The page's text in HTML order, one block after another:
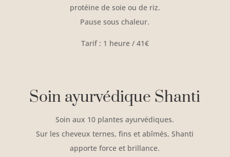
protéine de soie ou de riz.
Pause sous chaleur.
Tarif : 1 heure / 41€
Soin ayurvédique Shanti
Soin aux 10 plantes ayurvédiques.
Sur les cheveux ternes, fins et abîmés, Shanti
apporte force et brillance.